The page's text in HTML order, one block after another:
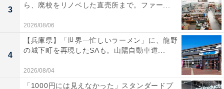
3
ら、廃校をリノベした直売所まで。ファー...
2026/08/06
4
【兵庫県】「世界一忙しいラーメン」に、龍野
の城下町を再現したSAも。山陽自動車道...
2026/08/04
「1000円には見えなかった」スタンダードプ